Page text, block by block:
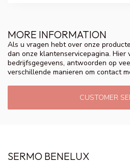
MORE INFORMATION
Als u vragen hebt over onze
dan onze klantenservicepagina. Hier
bedrijfsgegevens, antwoorden op
verschillende manieren om contact
CUSTOMER
SERMO BENELUX